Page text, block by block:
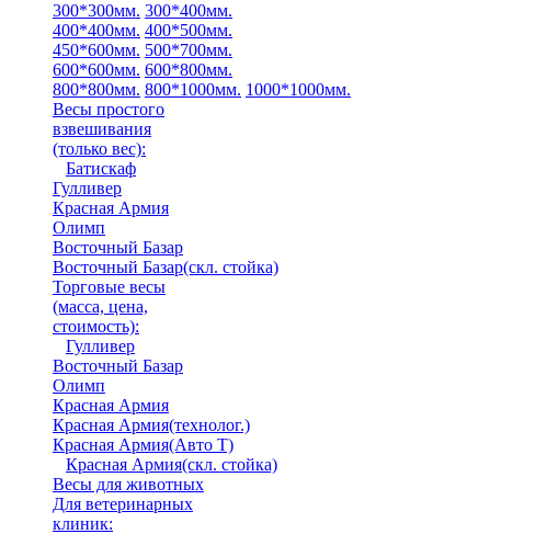
300*300мм. 300*400мм.
400*400мм. 400*500мм.
450*600мм. 500*700мм.
600*600мм. 600*800мм.
800*800мм. 800*1000мм. 1000*1000мм.
Весы простого
взвешивания
(только вес):
Батискаф
Гулливер
Красная Армия
Олимп
Восточный Базар
Восточный Базар(скл. стойка)
Торговые весы
(масса, цена,
стоимость):
Гулливер
Восточный Базар
Олимп
Красная Армия
Красная Армия(технолог.)
Красная Армия(Авто Т)
Красная Армия(скл. стойка)
Весы для животных
Для ветеринарных
клиник: